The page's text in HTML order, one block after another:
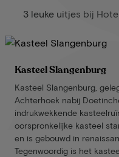
3 leuke uitjes bij
Kasteel Slangenburg
Kasteel Slangenburg,
Achterhoek nabij
indrukwekkende
oorspronkelijke kasteel
en is gebouwd in
Tegenwoordig is het